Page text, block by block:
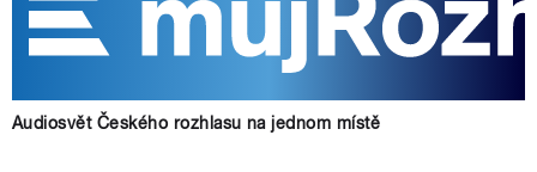
Audiosvět Českého rozhlasu na jednom místě